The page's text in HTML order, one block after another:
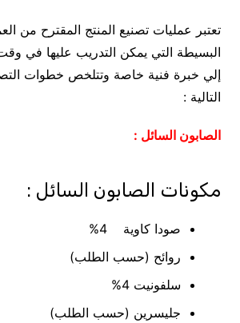
تعتبر عمليات تصنيع المنتج المقترح من
البسيطة التي يمكن التدريب عليها في
إلي خبرة فنية خاصة وتتلخص خطوات
التالية :
الصابون السائل :
مكونات الصابون السائل :
صودا كاوية 4%
روائح (حسب الطلب)
سلفونيت 4%
جليسرين (حسب الطلب)